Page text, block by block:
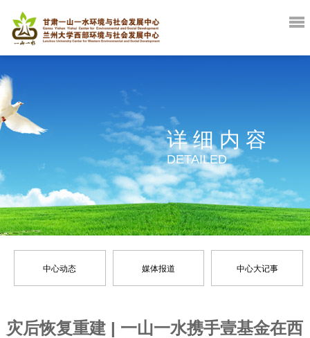
详细内容
DETAILED
中心动态 媒体报道 中心大记事
灾后恢复重建 | 一山一水携手壹基金在西